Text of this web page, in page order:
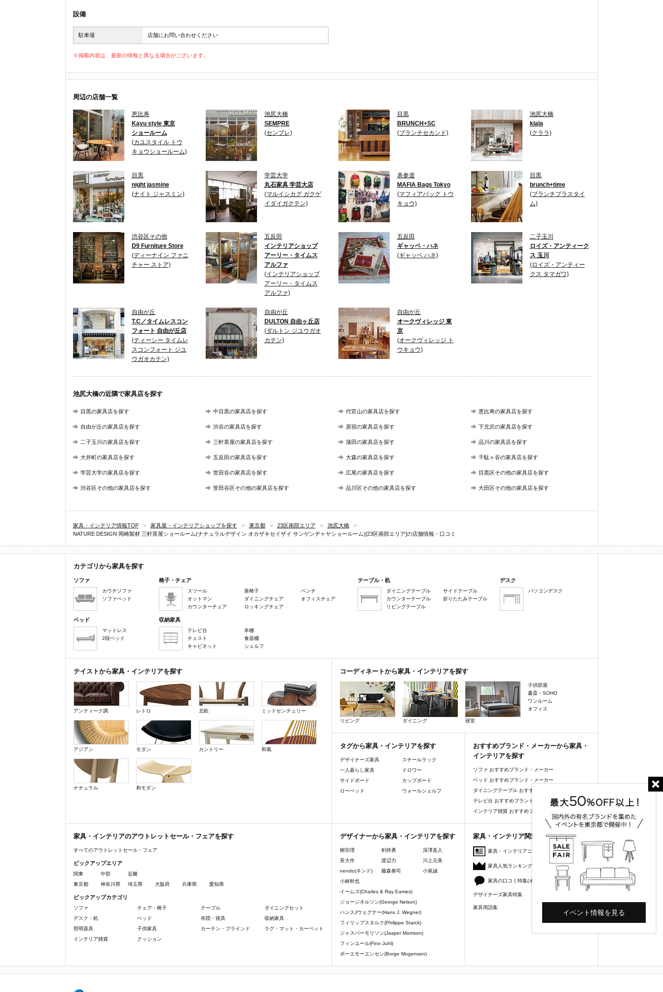
設備
駐車場 店舗にお問い合わせください
※掲載内容は、最新の情報と異なる場合がございます。
周辺の店舗一覧
恵比寿
Kayu style 東京
ショールーム
(カユスタイル トウ
キョウショールーム)
池尻大橋
SEMPRE
(センプレ)
目黒
BRUNCH+SC
(ブランチセカンド)
池尻大橋
klala
(クララ)
目黒
night jasmine
(ナイト ジャスミン)
学芸大学
丸石家具 学芸大店
(マルイシカグ ガクゲ
イダイガクテン)
表参道
MAFIA Bags Tokyo
(マフィアバッグ トウ
キョウ)
目黒
brunch+time
(ブランチプラスタイ
ム)
渋谷区その他
D9 Furniture Store
(ディーナイン ファニ
チャー ストア)
五反田
インテリアショップ
アーリー・タイムス
アルファ
(インテリアショップ
アーリー・タイムス
アルファ)
五反田
ギャッベ・ハネ
(ギャッベ ハネ)
二子玉川
ロイズ・アンティーク
ス 玉川
(ロイズ・アンティー
クス タマガワ)
自由が丘
T.C／タイムレスコン
フォート 自由が丘店
(ティーシー タイムレ
スコンフォート ジユ
ウガオカテン)
自由が丘
DULTON 自由ヶ丘店
(ダルトン ジユウガオ
カテン)
自由が丘
オークヴィレッジ 東
京
(オークヴィレッジ ト
ウキョウ)
池尻大橋の近隣で家具店を探す
目黒の家具店を探す 中目黒の家具店を探す 代官山の家具店を探す 恵比寿の家具店を探す
自由が丘の家具店を探す 渋谷の家具店を探す 原宿の家具店を探す 下北沢の家具店を探す
二子玉川の家具店を探す 三軒茶屋の家具店を探す 蒲田の家具店を探す 品川の家具店を探す
大井町の家具店を探す 五反田の家具店を探す 大森の家具店を探す 千駄ヶ谷の家具店を探す
学芸大学の家具店を探す 世田谷の家具店を探す 広尾の家具店を探す 目黒区その他の家具店を探す
渋谷区その他の家具店を探す 世田谷区その他の家具店を探す 品川区その他の家具店を探す 大田区その他の家具店を探す
家具・インテリア情報TOP > 家具屋・インテリアショップを探す > 東京都 > 23区南部エリア > 池尻大橋
>
NATURE DESIGN 岡崎製材 三軒茶屋ショールーム(ナチュラルデザイン オカザキセイザイ サンゲンヂャヤショールーム)[23区南部エリア]の店舗情報・口コミ
カテゴリから家具を探す
ソファ
カウチソファ
ソファベッド
椅子・チェア
スツール
オットマン
カウンターチェア
座椅子
ダイニングチェア
ロッキングチェア
ベンチ
オフィスチェア
テーブル・机
ダイニングテーブル
カウンターテーブル
リビングテーブル
サイドテーブル
折りたたみテーブル
デスク
パソコンデスク
ベッド
マットレス
2段ベッド
収納家具
テレビ台
チェスト
キャビネット
本棚
食器棚
シェルフ
テイストから家具・インテリアを探す
アンティーク調 レトロ 北欧 ミッドセンチュリー
アジアン モダン カントリー 和風
ナチュラル 和モダン
コーディネートから家具・インテリアを探す
リビング ダイニング 寝室
子供部屋
書斎・SOHO
ワンルーム
オフィス
タグから家具・インテリアを探す
デザイナーズ家具
一人暮らし家具
サイドボード
ローベッド
スチールラック
ドロワー
カップボード
ウォールシェルフ
おすすめブランド・メーカーから家具・
インテリアを探す
ソファ おすすめブランド・メーカー
ベッド おすすめブランド・メーカー
ダイニングテーブル おすすめブランド・メーカー
テレビ台 おすすめブランド・メーカー
インテリア雑貨 おすすめブランド・メーカー
家具・インテリアのアウトレットセール・フェアを探す
すべてのアウトレットセール・フェア
ピックアップエリア
関東 中部
近畿
東京都
神奈川県 埼玉県 大阪府 兵庫県 愛知県
ピックアップカテゴリ
ソファ チェア・椅子 テーブル
ダイニングセット
デスク・机
ベッド 布団・寝具
収納家具
照明器具
子供家具 カーテン・ブラインド
ラグ・マット・カーペット
インテリア雑貨
クッション
デザイナーから家具・インテリアを探す
柳宗理 剣持勇
深澤直人
長大作
渡辺力
川上元美
nendo(ネンド)
藤森泰司
小泉誠
小林幹也
イームズ(Charles & Ray Eames)
ジョージネルソン(George Nelson)
ハンスJウェグナー(Hans J. Wegner)
フィリップスタルク(Philippe Starck)
ジャスパーモリソン(Jasper Morrison)
フィンユール(Finn Juhl)
ボーエモーエンセン(Borge Mogensen)
家具・インテリア関連コンテンツ
家具・インテリアニュース
家具人気ランキング
家具の口コミ特集(オーナーズレビュー)
デザイナーズ家具特集
家具用語集
イベント情報を見る